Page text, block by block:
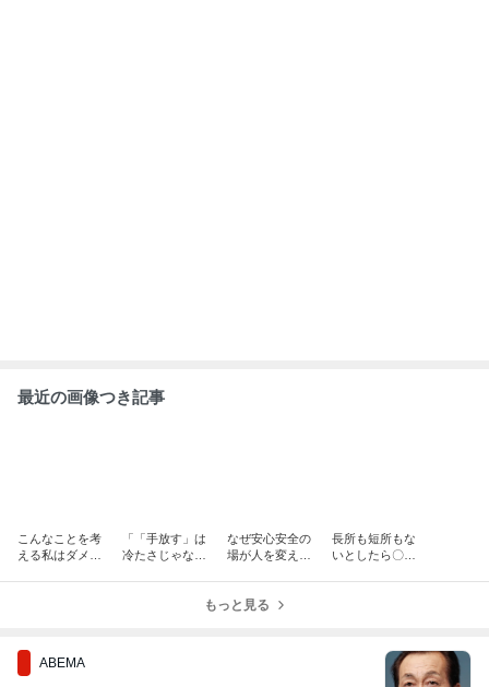
最近の画像つき記事
こんなことを考
える私はダメな
「「手放す」は
冷たさじゃない
なぜ安心安全の
場が人を変える
長所も短所もな
いとしたら〇〇
もっと見る
ABEMA